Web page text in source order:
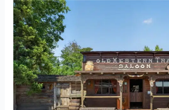
NB144.Tilburg